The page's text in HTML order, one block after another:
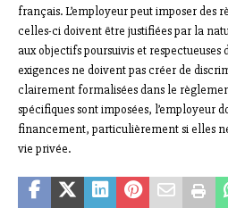
français. L’employeur peut imposer des
celles-ci doivent être justifiées par la
aux objectifs poursuivis et respectueuses
exigences ne doivent pas créer de
clairement formalisées dans le
spécifiques sont imposées, l’employeur
financement, particulièrement si elles
vie privée.